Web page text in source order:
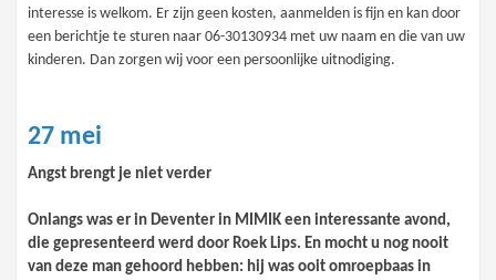
interesse is welkom. Er zijn geen kosten, aanmelden is fijn en kan door
een berichtje te sturen naar 06-30130934 met uw naam en die van uw
kinderen. Dan zorgen wij voor een persoonlijke uitnodiging.
27 mei
Angst brengt je niet verder
Onlangs was er in Deventer in MIMIK een interessante avond,
die gepresenteerd werd door Roek Lips. En mocht u nog nooit
van deze man gehoord hebben: hij was ooit omroepbaas in